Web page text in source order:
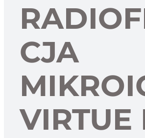
CJA
VIRTUE